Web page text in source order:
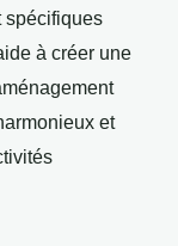
spécifiques
à créer une
et